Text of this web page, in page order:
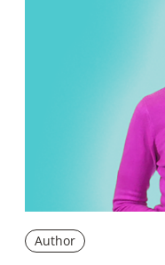
Author